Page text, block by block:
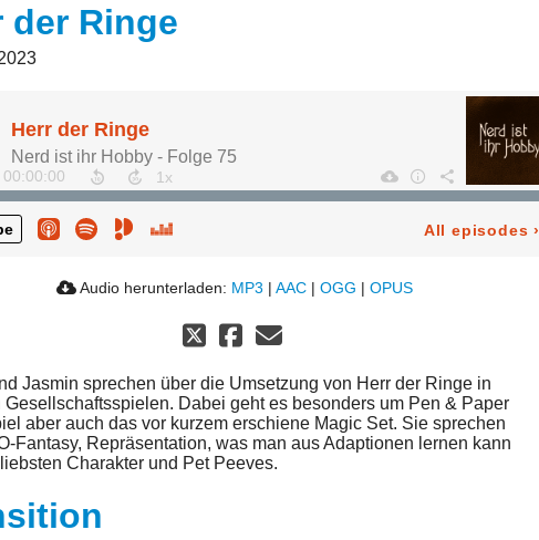
der Ringe
Herr der Ringe
Nerd ist ihr Hobby - Folge 75
00:00:00
All episodes ›
Audio herunterladen: MP3 | AAC | OGG | OPUS
Jasmin sprechen über die Umsetzung von Herr der Ringe in
Gesellschaftsspielen. Dabei geht es besonders um Pen & Paper
aber auch das vor kurzem erschiene Magic Set. Sie sprechen
Fantasy, Repräsentation, was man aus Adaptionen lernen kann
Charakter und Pet Peeves.